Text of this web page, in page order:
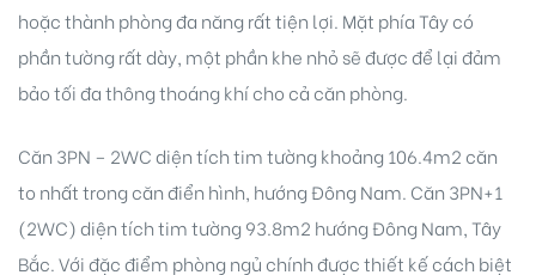
hoặc thành phòng đa năng rất tiện lợi. Mặt phía Tây có
phần tường rất dày, một phần khe nhỏ sẽ được để lại đảm
bảo tối đa thông thoáng khí cho cả căn phòng.
Căn 3PN – 2WC diện tích tim tường khoảng 106.4m2 căn
to nhất trong căn điển hình, hướng Đông Nam. Căn 3PN+1
(2WC) diện tích tim tường 93.8m2 hướng Đông Nam, Tây
Bắc. Với đặc điểm phòng ngủ chính được thiết kế cách biệt